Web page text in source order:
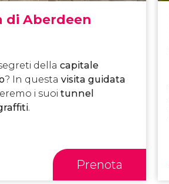
di Aberdeen
dellacapitale
? In questa visita guidata
i suoitunnel
.
Prenota